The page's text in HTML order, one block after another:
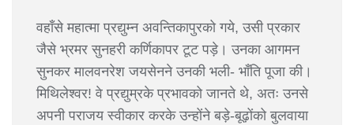
वहाँसे महात्मा प्रद्युम्न अवन्तिकापुरको गये, उसी प्रकार
जैसे भ्रमर सुनहरी कर्णिकापर टूट पड़े। उनका आगमन
सुनकर मालवनरेश जयसेनने उनकी भली- भाँति पूजा की।
मिथिलेश्वर! वे प्रद्युम्रके प्रभावको जानते थे, अतः उनसे
अपनी पराजय स्वीकार करके उन्होंने बड़े-बूढ़ोंको बुलवाया